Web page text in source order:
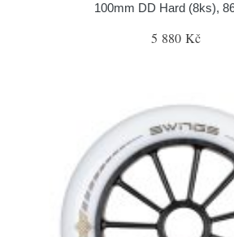
100mm DD Hard (8ks),
5 880 Kč